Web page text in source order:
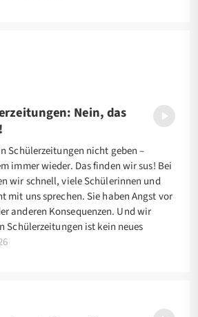
Nein, das
Schülerzeitungen nicht geben –
immer wieder. Das finden wir sus! Bei
wir schnell, viele Schülerinnen und
mit uns sprechen. Sie haben Angst vor
anderen Konsequenzen. Und wir
Schülerzeitungen ist kein neues